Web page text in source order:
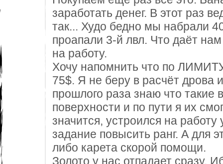
заработать денег. В этот раз
так... Худо бедно мы набрали
проапали 3-й лвл. Что даёт
на работу.
Хочу напомнить что по
75$. Я не беру в расчёт дрова
прошлого раза знаю что такие
поверхности и по пути я их
значится, устроился на
задание повысить ранг. А для
либо карета скорой помощи.
Золото у нас отпадает сразу.